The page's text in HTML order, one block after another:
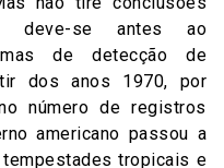
deve-se antes ao
de detecção de
dos anos 1970, por
número de registros
americano passou a
tropicais e